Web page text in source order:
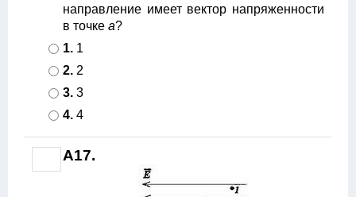
направление имеет вектор напряженности
в точке а?
1. 1
2. 2
3. 3
4. 4
A17.